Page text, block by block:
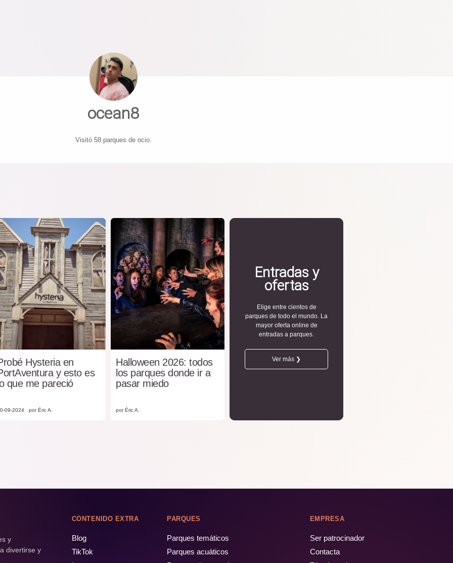
ocean8
Visitó 58 parques de ocio.
Hysteria en
y esto es
que me pareció
09-2024 por Éric A.
Halloween 2026: todos
los parques donde ir a
pasar miedo
por Éric A.
Entradas y
ofertas
Elige entre cientos de
parques de todo el mundo. La
mayor oferta online de
entradas a parques.
Ver más ❯
y
divertirse y
CONTENIDO EXTRA
Blog
TikTok
PARQUES
Parques temáticos
Parques acuáticos
EMPRESA
Ser patrocinador
Contacta